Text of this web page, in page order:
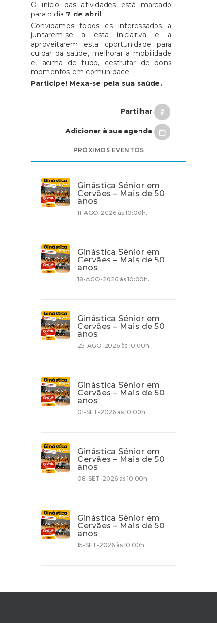
O início das atividades está marcado
para o dia 7 de abril.
Convidamos todos os interessados a
juntarem-se a esta iniciativa e a
aproveitarem esta oportunidade para
cuidar da saúde, melhorar a mobilidade
e, acima de tudo, desfrutar de bons
momentos em comunidade.
Participe! Mexa-se pela sua saúde.
Partilhar
Adicionar à sua agenda
PRÓXIMOS EVENTOS
Ginástica Sénior em
Cervães – Mais de 50
anos
11-AGO-2026 às 10:00h.
Ginástica Sénior em
Cervães – Mais de 50
anos
18-AGO-2026 às 10:00h.
Ginástica Sénior em
Cervães – Mais de 50
anos
25-AGO-2026 às 10:00h.
Ginástica Sénior em
Cervães – Mais de 50
anos
01-SET-2026 às 10:00h.
Ginástica Sénior em
Cervães – Mais de 50
anos
08-SET-2026 às 10:00h.
Ginástica Sénior em
Cervães – Mais de 50
anos
15-SET-2026 às 10:00h.